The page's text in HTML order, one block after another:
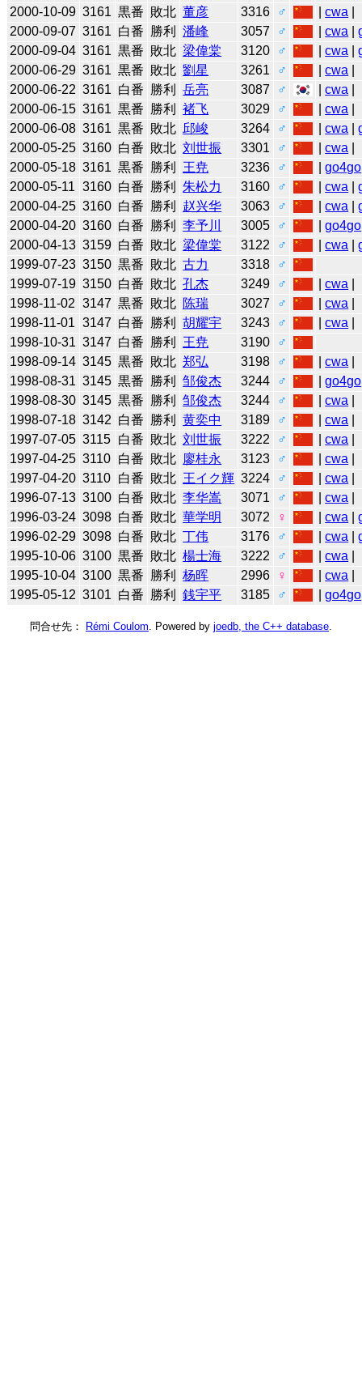
2000-10-09 3161 黒番 敗北 董彦 3316 ♂ |cwa
2000-09-07 3161 白番 勝利 潘峰 3057 ♂ |cwa |
2000-09-04 3161 黒番 敗北 梁偉棠 3120 ♂ |cwa |
2000-06-29 3161 黒番 敗北 劉星 3261 ♂ |cwa
2000-06-22 3161 白番 勝利 岳亮 3087 ♂ |cwa
2000-06-15 3161 黒番 勝利 褚飞 3029 ♂ |cwa
2000-06-08 3161 黒番 敗北 邱峻 3264 ♂ |cwa |
2000-05-25 3160 白番 敗北 刘世振 3301 ♂ |cwa
2000-05-18 3161 黒番 勝利 王尭 3236 ♂ |go4go
2000-05-11 3160 白番 勝利 朱松力 3160 ♂ |cwa |
2000-04-25 3160 白番 勝利 赵兴华 3063 ♂ |cwa |
2000-04-20 3160 白番 勝利 李予川 3005 ♂ |go4go
2000-04-13 3159 白番 敗北 梁偉棠 3122 ♂ |cwa |
1999-07-23 3150 黒番 敗北 古力 3318
♂
1999-07-19 3150 白番 敗北 孔杰 3249 ♂ |cwa
1998-11-02 3147 黒番 敗北 陈瑞 3027 ♂ |cwa
1998-11-01 3147 白番 勝利 胡耀宇 3243 ♂ |cwa
1998-10-31 3147 白番 勝利 王尭 3190
♂
1998-09-14 3145 黒番 敗北 郑弘 3198 ♂ |cwa
1998-08-31 3145 黒番 勝利 邹俊杰 3244 ♂ |go4go
1998-08-30 3145 黒番 勝利 邹俊杰 3244 ♂ |cwa
1998-07-18 3142 白番 勝利 黄奕中 3189 ♂ |cwa
1997-07-05 3115 白番 敗北 刘世振 3222 ♂ |cwa
1997-04-25 3110 白番 敗北 廖桂永 3123 ♂ |cwa
1997-04-20 3110 白番 敗北 王イク輝 3224 ♂ |cwa
1996-07-13 3100 白番 敗北 李华嵩 3071 ♂ |cwa
1996-03-24 3098 白番 敗北 華学明 3072 ♀ |cwa |
1996-02-29 3098 白番 敗北 丁伟 3176 ♂ |cwa |
1995-10-06 3100 黒番 敗北 楊士海 3222 ♂ |cwa
1995-10-04 3100 黒番 勝利 杨晖 2996 ♀ |cwa
1995-05-12 3101 白番 勝利 銭宇平 3185 ♂ |go4go
問合せ先： Rémi Coulom . Powered by joedb, the C++ database